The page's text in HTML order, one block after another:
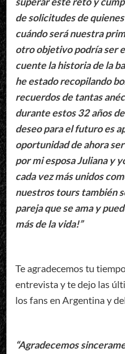
de solicitudes de
cuándo será nuestra
otro objetivo podría ser
cuente la historia de la
he estado recopilando
recuerdos de tantas
durante estos 32 años
deseo para el futuro es
oportunidad de ahora
por mi esposa Juliana y
cada vez más unidos
nuestros tours también
pareja que se ama y
más de la vida!”
Te agradecemos tu
entrevista y te dejo las
los fans en Argentina y
“Agradecemos